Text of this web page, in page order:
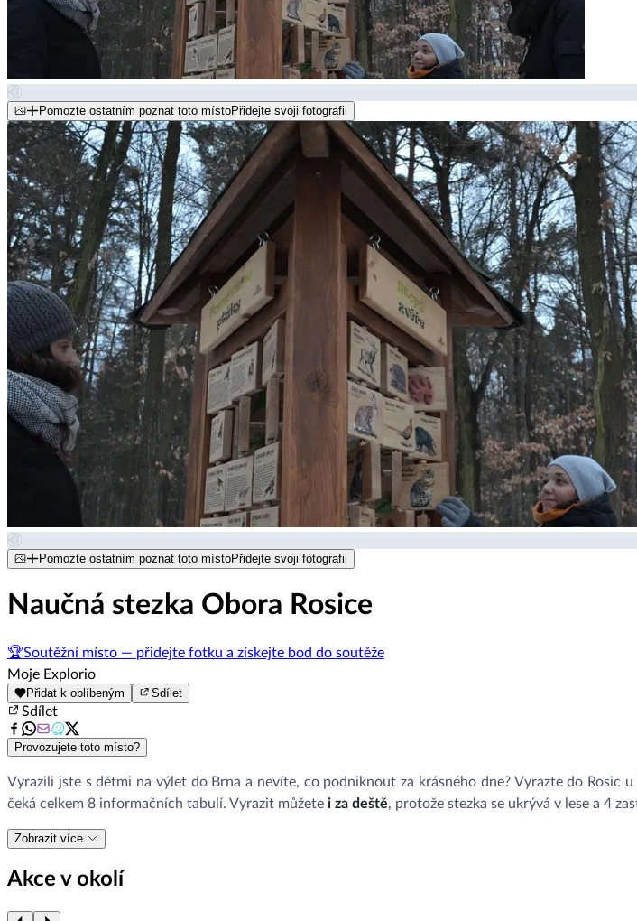
Pomozte ostatním poznat toto místoPřidejte svoji fotografii
Pomozte ostatním poznat toto místoPřidejte svoji fotografii
Naučná stezka Obora Rosice
🏆Soutěžní místo — přidejte fotku a získejte bod do soutěže
Moje Explorio
Přidat k oblíbeným Sdílet
Sdílet
Provozujete toto místo?
Vyrazili jste s dětmi na výlet do Brna a nevíte, co podniknout za krásného dne? Vyrazte do
čeká celkem 8 informačních tabulí. Vyrazit můžete i za deště, protože stezka se ukrývá v lese a 4
Zobrazit více
Akce v okolí